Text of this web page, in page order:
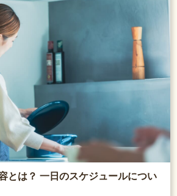
とは？ 一日のスケジュールについ